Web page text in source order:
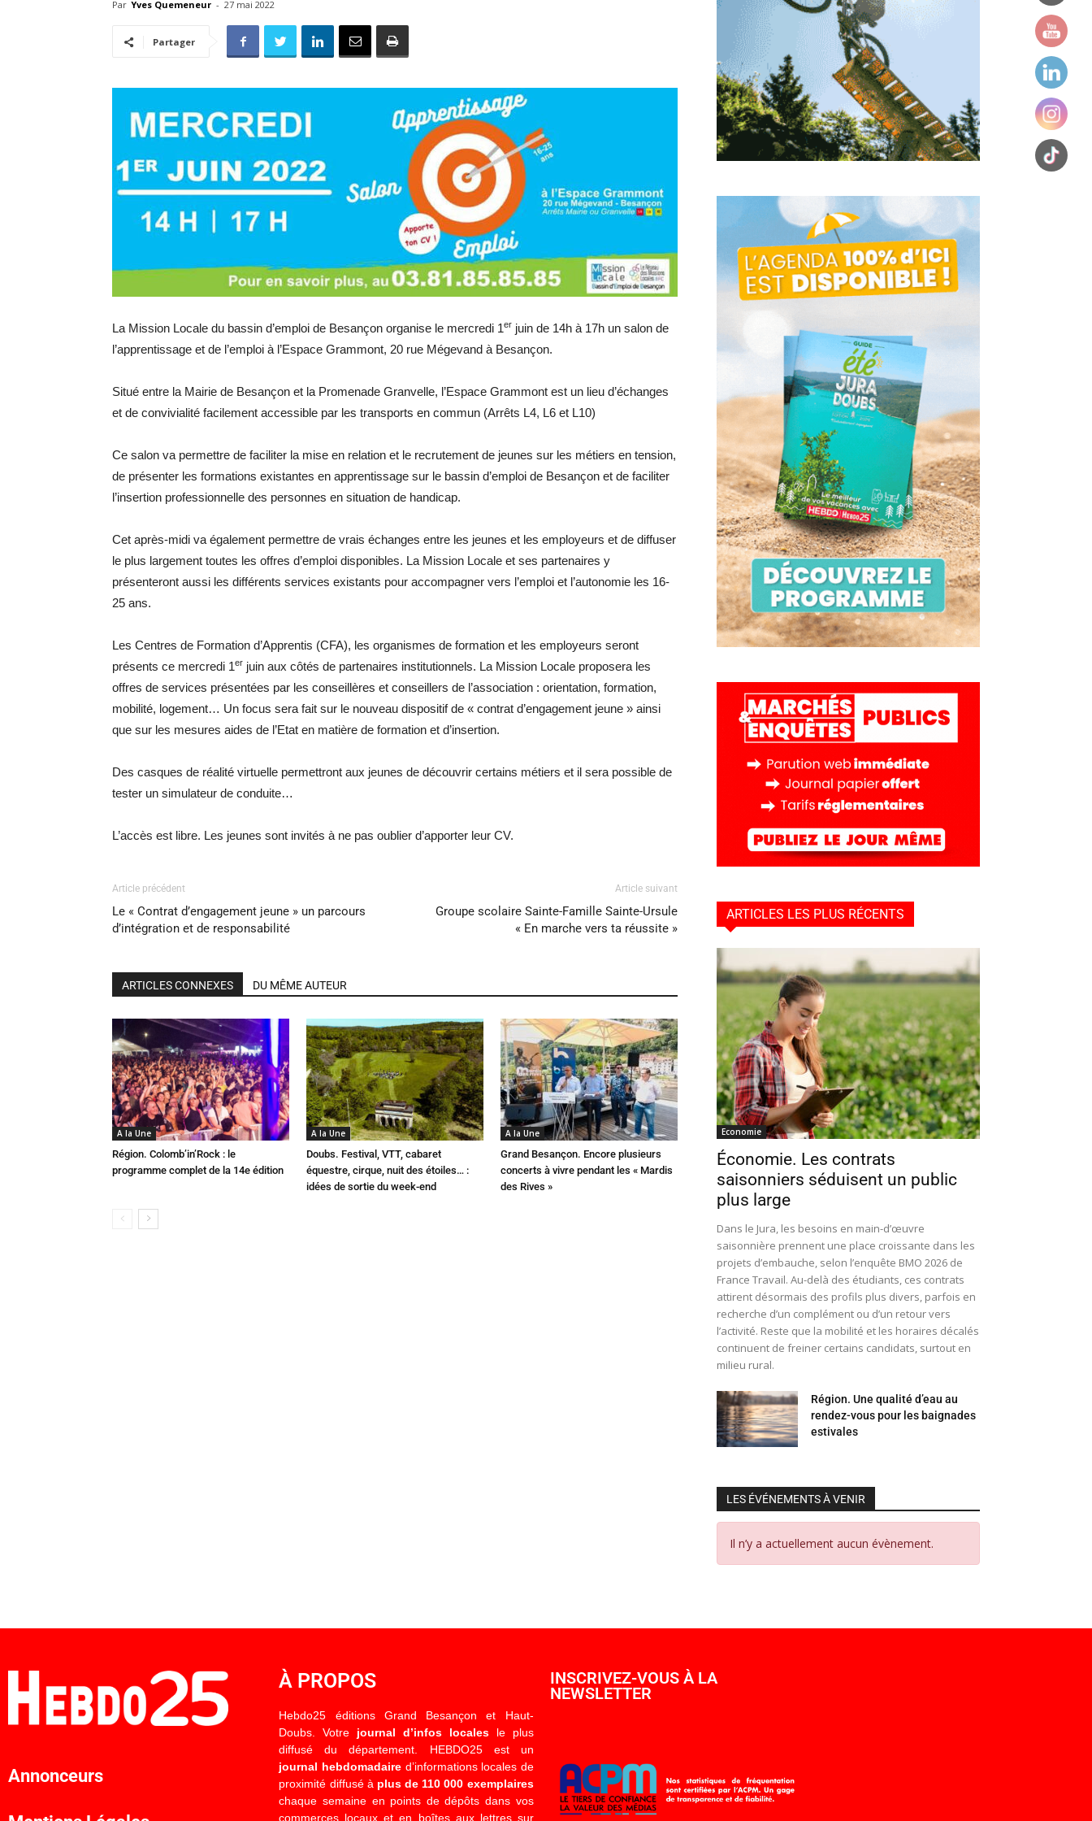
locale
–
Par Yves Quemeneur - 27 mai 2022
Partager
La Mission Locale du bassin d’emploi de Besançon organise le mercredi 1er juin de 14h à 17h un salon de
l’apprentissage et de l’emploi à l’Espace Grammont, 20 rue Mégevand à Besançon.
Situé entre la Mairie de Besançon et la Promenade Granvelle, l’Espace Grammont est un lieu d’échanges
et de convivialité facilement accessible par les transports en commun (Arrêts L4, L6 et L10)
Ce salon va permettre de faciliter la mise en relation et le recrutement de jeunes sur les métiers en tension,
de présenter les formations existantes en apprentissage sur le bassin d’emploi de Besançon et de faciliter
l’insertion professionnelle des personnes en situation de handicap.
Cet après-midi va également permettre de vrais échanges entre les jeunes et les employeurs et de diffuser
le plus largement toutes les offres d’emploi disponibles. La Mission Locale et ses partenaires y
présenteront aussi les différents services existants pour accompagner vers l’emploi et l’autonomie les 16-
25 ans.
Les Centres de Formation d’Apprentis (CFA), les organismes de formation et les employeurs seront
présents ce mercredi 1er juin aux côtés de partenaires institutionnels. La Mission Locale proposera les
offres de services présentées par les conseillères et conseillers de l’association : orientation, formation,
mobilité, logement… Un focus sera fait sur le nouveau dispositif de « contrat d’engagement jeune » ainsi
que sur les mesures aides de l’Etat en matière de formation et d’insertion.
Des casques de réalité virtuelle permettront aux jeunes de découvrir certains métiers et il sera possible de
tester un simulateur de conduite…
L’accès est libre. Les jeunes sont invités à ne pas oublier d’apporter leur CV.
Article précédent
Le « Contrat d’engagement jeune » un parcours
d’intégration et de responsabilité
Article suivant
Groupe scolaire Sainte-Famille Sainte-Ursule
« En marche vers ta réussite »
ARTICLES CONNEXES DU MÊME AUTEUR
A la Une
Région. Colomb’in’Rock : le
programme complet de la 14e édition
A la Une
Doubs. Festival, VTT, cabaret
équestre, cirque, nuit des étoiles… :
idées de sortie du week-end
A la Une
Grand Besançon. Encore plusieurs
concerts à vivre pendant les « Mardis
des Rives »
ARTICLES LES PLUS RÉCENTS
Economie
Économie. Les contrats
saisonniers séduisent un public
plus large
Dans le Jura, les besoins en main-d’œuvre
saisonnière prennent une place croissante dans les
projets d’embauche, selon l’enquête BMO 2026 de
France Travail. Au-delà des étudiants, ces contrats
attirent désormais des profils plus divers, parfois en
recherche d’un complément ou d’un retour vers
l’activité. Reste que la mobilité et les horaires décalés
continuent de freiner certains candidats, surtout en
milieu rural.
Région. Une qualité d’eau au
rendez-vous pour les baignades
estivales
LES ÉVÉNEMENTS À VENIR
Il n’y a actuellement aucun évènement.
Annonceurs
À PROPOS
Hebdo25 éditions Grand Besançon et Haut-
Doubs. Votre journal d’infos localesle plus
diffusé du département. HEBDO25 est un
journal hebdomadaired’informations locales de
proximité diffusé à plus de 110 000 exemplaires
chaque semaine en points de dépôts dans vos
commerces locaux et en boîtes aux lettres sur
INSCRIVEZ-VOUS À LA
NEWSLETTER